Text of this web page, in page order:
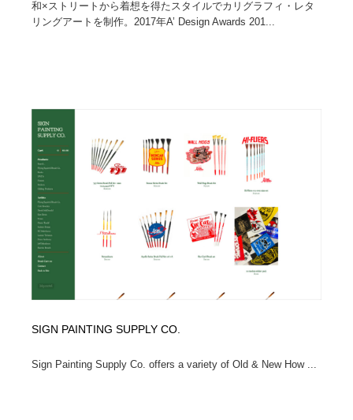
和×ストリートから着想を得たスタイルでカリグラフィ・レタ
リングアートを制作。2017年A’ Design Awards 201...
SIGN PAINTING SUPPLY CO.
Sign Painting Supply Co. offers a variety of Old & New How ...